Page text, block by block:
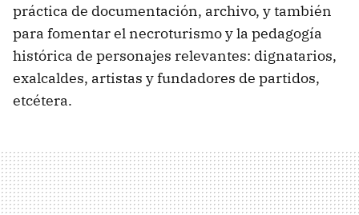
práctica de documentación, archivo, y también
para fomentar el necroturismo y la pedagogía
histórica de personajes relevantes: dignatarios,
exalcaldes, artistas y fundadores de partidos,
etcétera.